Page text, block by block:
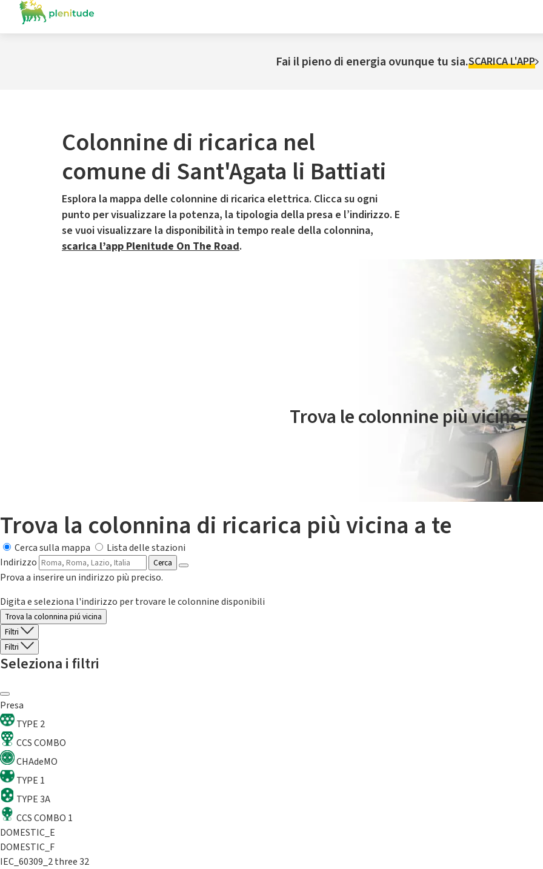
Fai il pieno di energia ovunque tu sia.SCARICA L'APP
Colonnine di ricarica nel
comune di Sant'Agata li Battiati
Esplora la mappa delle colonnine di ricarica elettrica. Clicca su ogni
punto per visualizzare la potenza, la tipologia della presa e l’indirizzo. E
se vuoi visualizzare la disponibilità in tempo reale della colonnina,
scarica l’app Plenitude On The Road.
Il servizio di mobilità elettrica è gestito da Plenitude On The Road
Trova le colonnine più vicine.
Trova la colonnina di ricarica più vicina a te
Cerca sulla mappa
Lista delle stazioni
Indirizzo
Cerca
Prova a inserire un indirizzo più preciso.
Digita e seleziona l'indirizzo per trovare le colonnine disponibili
Trova la colonnina piú vicina
Filtri
Filtri
Seleziona i filtri
Presa
TYPE 2
CCS COMBO
CHAdeMO
TYPE 1
TYPE 3A
CCS COMBO 1
DOMESTIC_E
DOMESTIC_F
IEC_60309_2 three 32